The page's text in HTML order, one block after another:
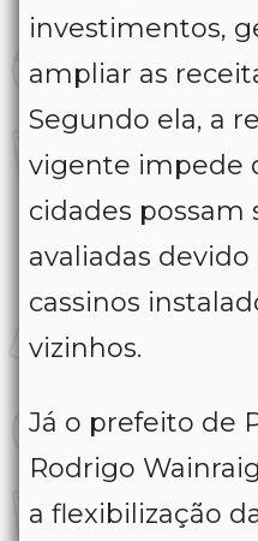
investimentos,
ampliar as
Segundo ela, a
vigente impede
cidades possam
avaliadas
cassinos
vizinhos.
Já o prefeito de
Rodrigo
a flexibilização